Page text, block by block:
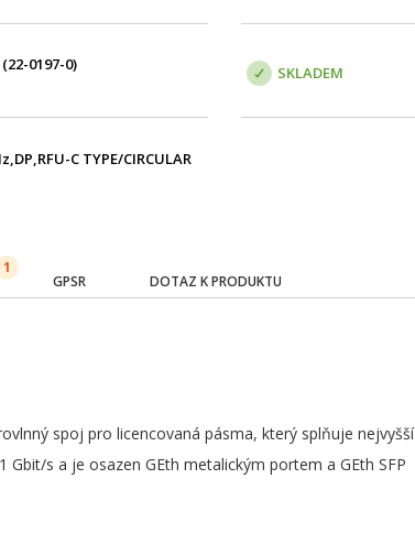
0197-0) SKLADEM
C TYPE/CIRCULAR
1
GPSR DOTAZ K PRODUKTU
spoj pro licencovaná pásma, který splňuje nejvyšší
s a je osazen GEth metalickým portem a GEth SFP